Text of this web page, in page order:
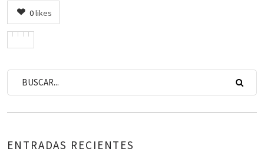
0likes
ENTRADAS RECIENTES